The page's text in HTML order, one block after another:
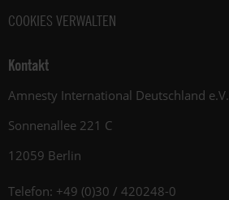
COOKIES VERWALTEN
Kontakt
Amnesty International Deutschland e.V.
Sonnenallee 221 C
12059 Berlin
Telefon: +49 (0)30 / 420248-0